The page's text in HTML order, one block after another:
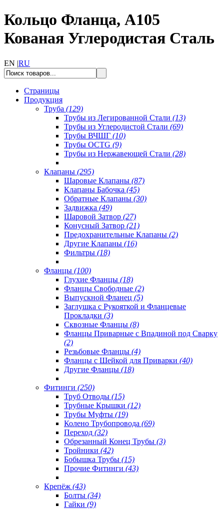
Кольцо Фланца, A105
Кованая Углеродистая Сталь
EN |RU
Страницы
Продукция
Труба (129)
Трубы из Легированной Стали (13)
Трубы из Углеродистой Стали (69)
Трубы ВЧШГ (10)
Трубы OCTG (9)
Трубы из Нержавеющей Стали (28)
Клапаны (295)
Шаровые Клапаны (87)
Клапаны Бабочка (45)
Обратные Клапаны (30)
Задвижка (49)
Шаровой Затвор (27)
Конусный Затвор (21)
Предохранительные Клапаны (2)
Другие Клапаны (16)
Фильтры (18)
Фланцы (100)
Глухие Фланцы (18)
Фланцы Свободные (2)
Выпускной Фланец (5)
Заглушка с Рукояткой и Фланцевые
Прокладки (3)
Сквозные Фланцы (8)
Фланцы Приварные с Впадиной под Сварку
(2)
Резьбовые Фланцы (4)
Фланцы с Шейкой для Приварки (40)
Другие Фланцы (18)
Фитинги (250)
Труб Отводы (15)
Трубные Крышки (12)
Трубы Муфты (19)
Колено Трубопровода (69)
Переход (32)
Обрезанный Конец Трубы (3)
Тройники (42)
Бобышка Трубы (15)
Прочие Фитинги (43)
Крепёж (43)
Болты (34)
Гайки (9)